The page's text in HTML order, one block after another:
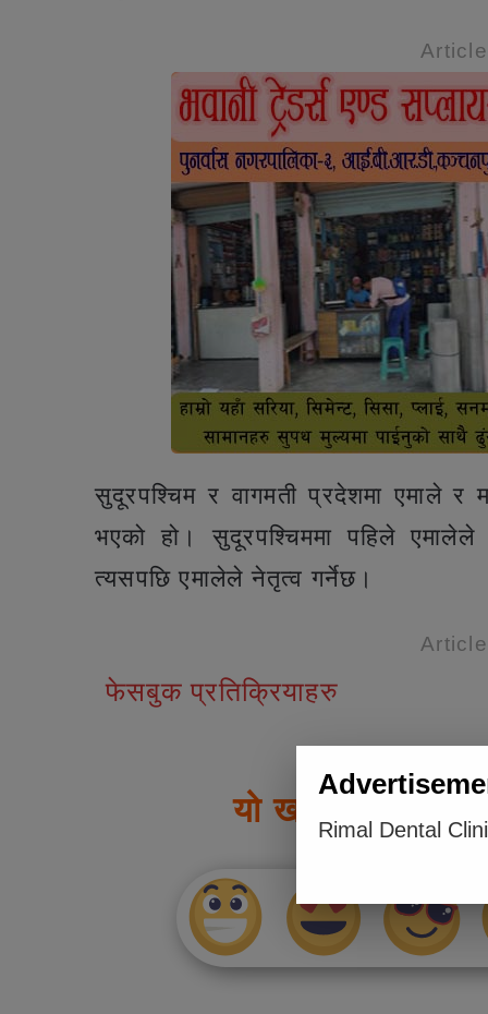
सुदूरपश्चिम र वागमती प्रदेशमा एमाले र
भएको हो। सुदूरपश्चिममा पहिले
त्यसपछि एमालेले नेतृत्व गर्नेछ।
फेसबुक प्रतिक्रियाहरु
यो खबर पढेर
Rimal Dental